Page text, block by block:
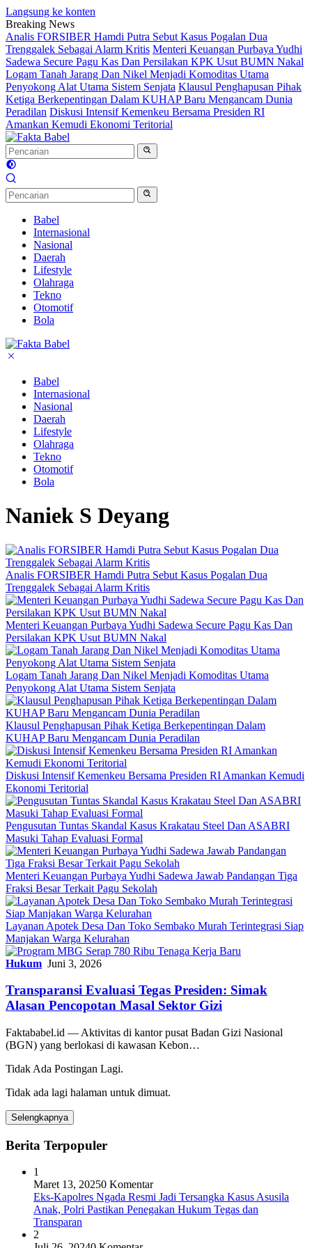
Langsung ke konten
Breaking News
Analis FORSIBER Hamdi Putra Sebut Kasus Pogalan Dua
Trenggalek Sebagai Alarm Kritis Menteri Keuangan Purbaya Yudhi
Sadewa Secure Pagu Kas Dan Persilakan KPK Usut BUMN Nakal
Logam Tanah Jarang Dan Nikel Menjadi Komoditas Utama
Penyokong Alat Utama Sistem Senjata Klausul Penghapusan Pihak
Ketiga Berkepentingan Dalam KUHAP Baru Mengancam Dunia
Peradilan Diskusi Intensif Kemenkeu Bersama Presiden RI
Amankan Kemudi Ekonomi Teritorial
Babel
Internasional
Nasional
Daerah
Lifestyle
Olahraga
Tekno
Otomotif
Bola
Babel
Internasional
Nasional
Daerah
Lifestyle
Olahraga
Tekno
Otomotif
Bola
Naniek S Deyang
Analis FORSIBER Hamdi Putra Sebut Kasus Pogalan Dua
Trenggalek Sebagai Alarm Kritis
Menteri Keuangan Purbaya Yudhi Sadewa Secure Pagu Kas Dan
Persilakan KPK Usut BUMN Nakal
Logam Tanah Jarang Dan Nikel Menjadi Komoditas Utama
Penyokong Alat Utama Sistem Senjata
Klausul Penghapusan Pihak Ketiga Berkepentingan Dalam
KUHAP Baru Mengancam Dunia Peradilan
Diskusi Intensif Kemenkeu Bersama Presiden RI Amankan Kemudi
Ekonomi Teritorial
Pengusutan Tuntas Skandal Kasus Krakatau Steel Dan ASABRI
Masuki Tahap Evaluasi Formal
Menteri Keuangan Purbaya Yudhi Sadewa Jawab Pandangan Tiga
Fraksi Besar Terkait Pagu Sekolah
Layanan Apotek Desa Dan Toko Sembako Murah Terintegrasi Siap
Manjakan Warga Kelurahan
Hukum Juni 3, 2026
Transparansi Evaluasi Tegas Presiden: Simak
Alasan Pencopotan Masal Sektor Gizi
Faktababel.id — Aktivitas di kantor pusat Badan Gizi Nasional
(BGN) yang berlokasi di kawasan Kebon…
Tidak Ada Postingan Lagi.
Tidak ada lagi halaman untuk dimuat.
Selengkapnya
Berita Terpopuler
1
Maret 13, 20250 Komentar
Eks-Kapolres Ngada Resmi Jadi Tersangka Kasus Asusila
Anak, Polri Pastikan Penegakan Hukum Tegas dan
Transparan
2